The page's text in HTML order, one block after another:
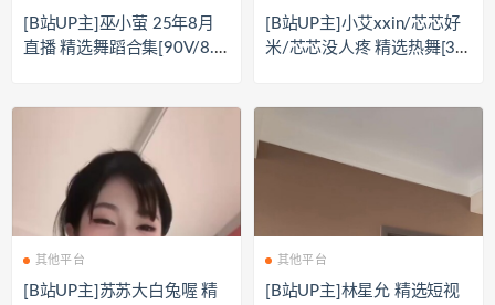
[B站UP主]巫小萤 25年8月
直播 精选舞蹈合集[90V/8.0
[B站UP主]小艾xxin/芯芯好
米/芯芯没人疼 精选热舞[30
其他平台
[B站UP主]苏苏大白兔喔 精
其他平台
[B站UP主]林星允 精选短视